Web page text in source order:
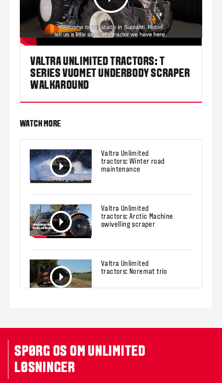
VALTRA UNLIMITED TRACTORS: T
SERIES VUOMET UNDERBODY SCRAPER
WALKAROUND
WATCH MORE
Valtra Unlimited
tractors: Winter road
maintenance
Valtra Unlimited
tractors: Arctic Machine
swivelling scraper
Valtra Unlimited
tractors: Noremat trio
SPØRG OS OM UNLIMITED
LØSNINGER